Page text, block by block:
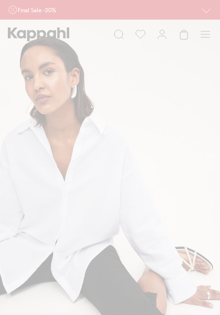
Final Sale -30%
działu outlet do 10.8 w sklepach Kappahl i Newbie oraz na kappahl.com. Ofert
nie łączymy
Kobieta Mężczyzna
Newbie